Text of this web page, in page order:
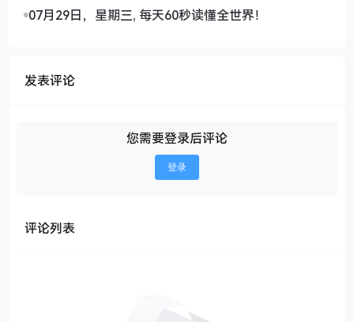
07月29日，星期三, 每天60秒读懂全世界！
发表评论
您需要登录后评论
登录
评论列表